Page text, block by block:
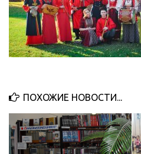
ПОХОЖИЕ НОВОСТИ...